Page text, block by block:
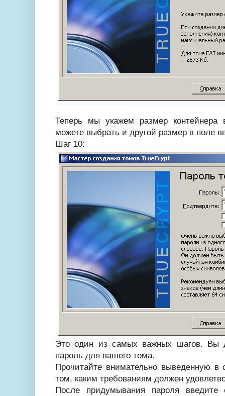
Теперь мы укажем размер контейнера
можете выбрать и другой размер в поле
Шаг 10:
Это один из самых важных шагов. Вы
пароль для вашего тома.
Прочитайте внимательно выведенную
том, каким требованиям должен
После придумывания пароля